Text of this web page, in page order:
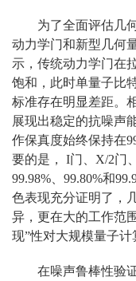
为了全面评估几
动力学门和新型几何
示，传统动力学门在
饱和，此时单量子比
标准存在明显差距。
展现出稳定的抗噪声
作保真度始终保持在
要的是， I门、X/2门
99.98%、99.80%和
色表现充分证明了，
异，更在大的工作范
现”性对大规模量子计
在噪声鲁棒性验